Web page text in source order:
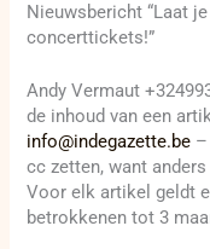
Nieuwsbericht “Laat
concerttickets!”
Andy Vermaut
de inhoud van een
info@indegazette.be
cc zetten, want
Voor elk artikel geldt
betrokkenen tot 3